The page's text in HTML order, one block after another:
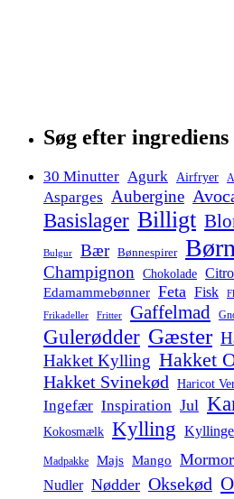
Søg efter ingrediens
30 Minutter Agurk Airfryer
Asparges Aubergine
Basislager Billigt
Bulgur Bær Bønnespirer
Champignon Chokolade
Edamammebønner Feta Fisk
Frikadeller Fritter Gaffelmad
Gulerødder Gæster
Hakket Kylling Hakket
Hakket Svinekød Haricot
Ingefær Inspiration Jul
Kokosmælk Kylling
Madpakke Majs Mango
Nudler Nødder Oksekød